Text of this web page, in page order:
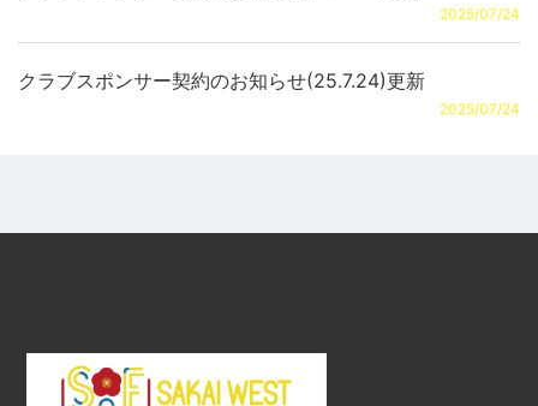
2025/07/24
クラブスポンサー契約のお知らせ(25.7.24)更新
2025/07/24